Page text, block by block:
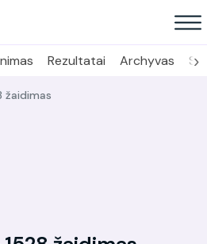
Rezultatai Archyvas ›
žaidimas